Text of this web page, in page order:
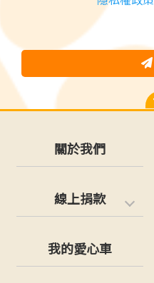
關於我們
線上捐款
我的愛心車